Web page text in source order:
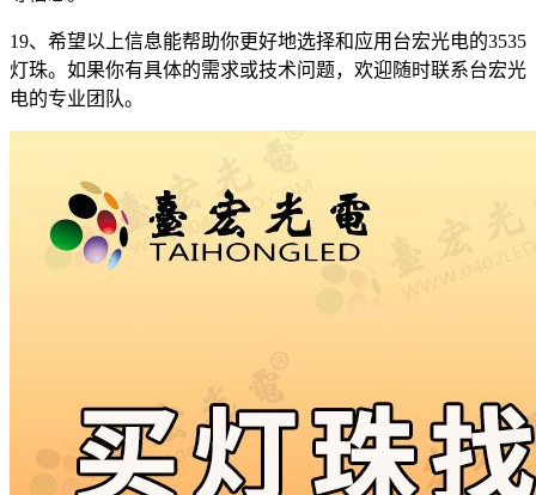
19、希望以上信息能帮助你更好地选择和应用台宏光电的3535
灯珠。如果你有具体的需求或技术问题，欢迎随时联系台宏光
电的专业团队。